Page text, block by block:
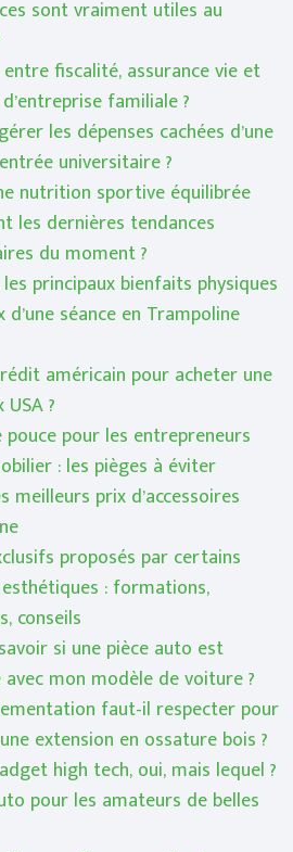
sont vraiment utiles au
entre fiscalité, assurance vie et
familiale ?
les dépenses cachées d’une
universitaire ?
nutrition sportive équilibrée
les dernières tendances
du moment ?
principaux bienfaits physiques
séance en Trampoline
américain pour acheter une
?
pouce pour les entrepreneurs
: les pièges à éviter
meilleurs prix d’accessoires
proposés par certains
: formations,
conseils
si une pièce auto est
mon modèle de voiture ?
faut-il respecter pour
extension en ossature bois ?
high tech, oui, mais lequel ?
pour les amateurs de belles